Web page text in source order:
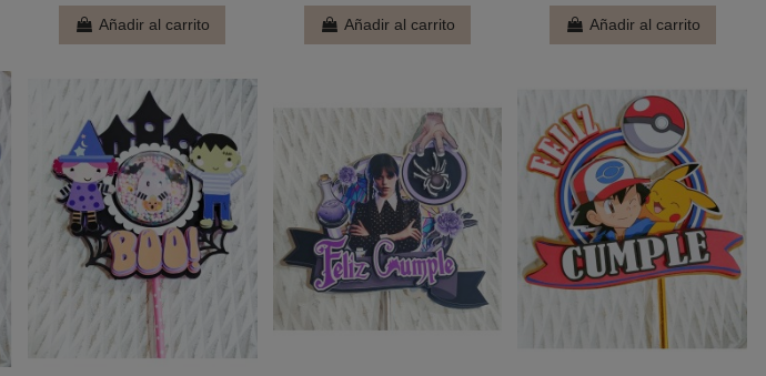
Añadir al carrito Añadir al carrito Añadir al carrito